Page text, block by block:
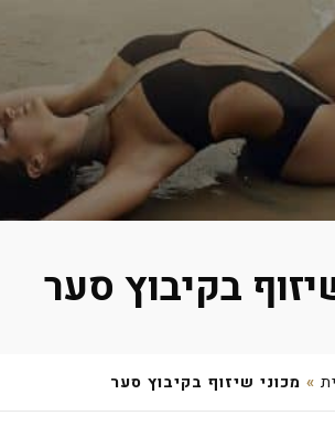
בקיבוץ סער
» מכוני שיזוף בקיבוץ סער